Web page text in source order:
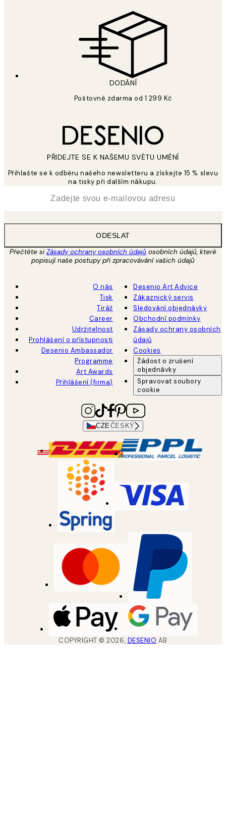
DODÁNÍ
Poštovné zdarma od 1 299 Kč
PŘIDEJTE SE K NAŠEMU SVĚTU UMĚNÍ
Přihlašte se k odběru našeho newsletteru a získejte 15 % slevu
na tisky při dalším nákupu.
ODESLAT
Přečtěte siZásady ochrany osobních údajů osobních údajů, které
popisují naše postupy při zpracovávání vašich údajů
O nás
Tisk
Tiráž
Career
Udržitelnost
Prohlášení o přístupnosti
Desenio Ambassador
Programme
Art Awards
Přihlášení (firma)
Desenio Art Advice
Zákaznický servis
Sledování objednávky
Obchodní podmínky
Zásady ochrany osobních
údajů
Cookies
Žádost o zrušení
objednávky
Spravovat soubory
cookie
CZEČESKÝ
COPYRIGHT ©2026, DESENIO AB